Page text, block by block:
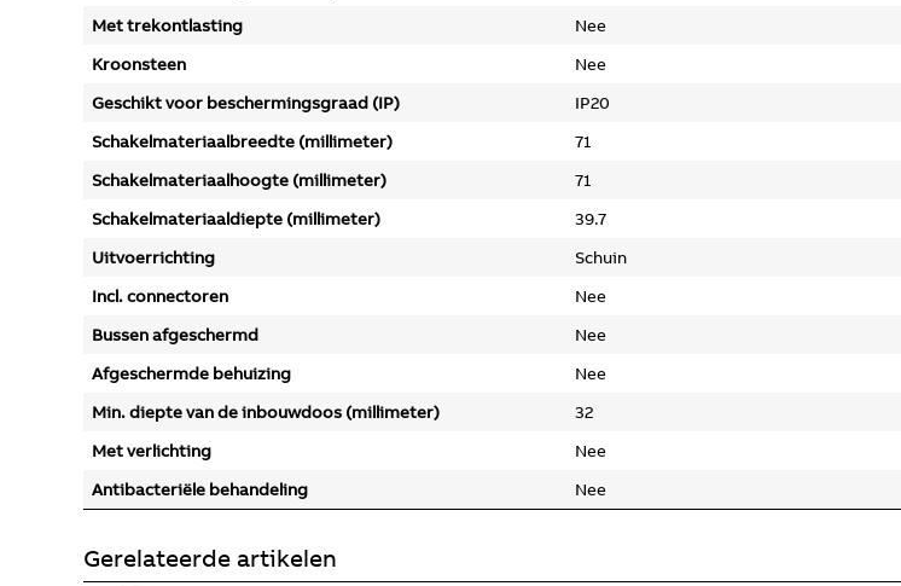
Met trekontlasting
Nee
Kroonsteen
Nee
Geschikt voor beschermingsgraad (IP)
IP20
Schakelmateriaalbreedte (millimeter)
71
Schakelmateriaalhoogte (millimeter)
71
Schakelmateriaaldiepte (millimeter)
39.7
Uitvoerrichting
Schuin
Incl. connectoren
Nee
Bussen afgeschermd
Nee
Afgeschermde behuizing
Nee
Min. diepte van de inbouwdoos (millimeter)
32
Met verlichting
Nee
Antibacteriële behandeling
Nee
Gerelateerde artikelen